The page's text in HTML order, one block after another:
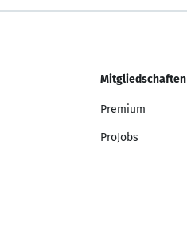
Mitgliedschaften
Premium
ProJobs